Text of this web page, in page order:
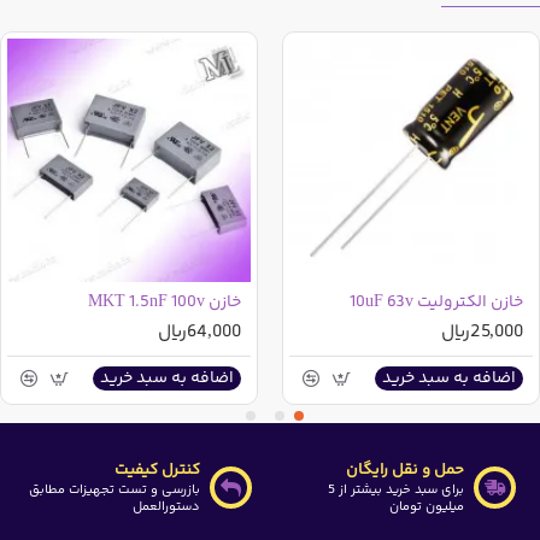
سری LF مارک JWCO چین :
ارتفاع : 17 میلی متر
قطر : 10 میلی متر
کشور سازنده : چین
نوع پایه : سیمی بلند
مشخصات خازن الکترولیت 680 میکرو فاراد 25 ولت آکسبوم :
ارتفاع : 17.5 میلی متر
دما : 105 درجه سانتی گراد
خازن الکترولیت 10uF 63v
25,000ریال
اضافه به سبد خرید
خازن MKT 1.5nF 100v
64,000ریال
اضافه به سبد خرید
حمل و نقل رایگان
برای سبد خرید بیشتر از 5
میلیون تومان
کنترل کیفیت
بازرسی و تست تجهیزات مطابق
دستورالعمل